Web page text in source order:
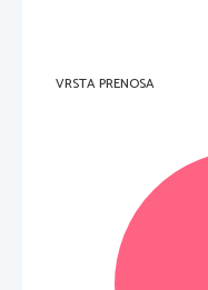
VRSTA PRENOSA